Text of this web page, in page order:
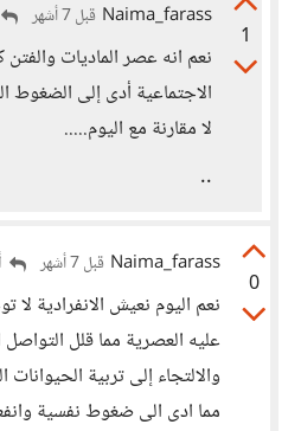
1
Naima_farass قبل 7 أشهر
نعم انه عصر الماديات والفتن
الاجتماعية أدى إلى الضغوط
لا مقارنة مع اليوم.....
..
0
Naima_farass قبل 7 أشهر
نعم اليوم نعيش الانفرادية لا
عليه العصرية مما قلل
والالتجاء إلى تربية
مما ادى الى ضغوط نفسية